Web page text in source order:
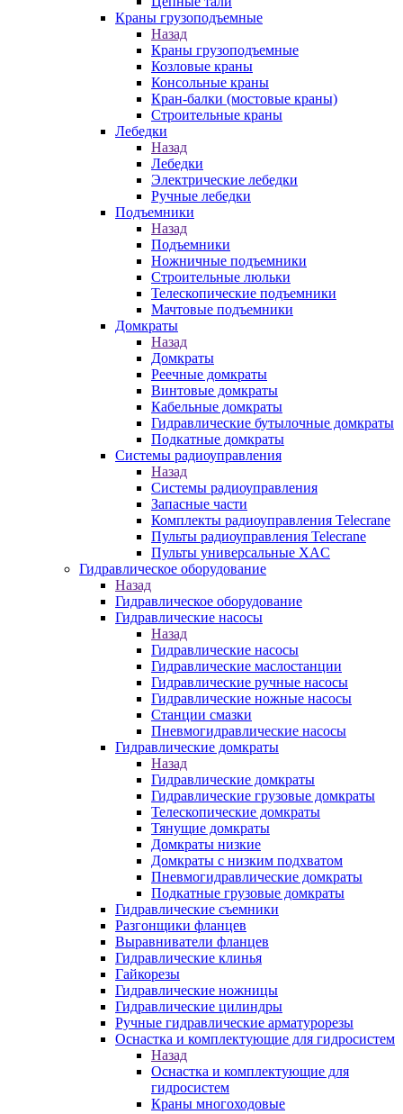
Краны грузоподъемные
Назад
Краны грузоподъемные
Козловые краны
Консольные краны
Кран-балки (мостовые краны)
Строительные краны
Лебедки
Назад
Лебедки
Электрические лебедки
Ручные лебедки
Подъемники
Назад
Подъемники
Ножничные подъемники
Строительные люльки
Телескопические подъемники
Мачтовые подъемники
Домкраты
Назад
Домкраты
Реечные домкраты
Винтовые домкраты
Кабельные домкраты
Гидравлические бутылочные домкраты
Подкатные домкраты
Системы радиоуправления
Назад
Системы радиоуправления
Запасные части
Комплекты радиоуправления Telecrane
Пульты радиоуправления Telecrane
Пульты универсальные XAC
Гидравлическое оборудование
Назад
Гидравлическое оборудование
Гидравлические насосы
Назад
Гидравлические насосы
Гидравлические маслостанции
Гидравлические ручные насосы
Гидравлические ножные насосы
Станции смазки
Пневмогидравлические насосы
Гидравлические домкраты
Назад
Гидравлические домкраты
Гидравлические грузовые домкраты
Телескопические домкраты
Тянущие домкраты
Домкраты низкие
Домкраты с низким подхватом
Пневмогидравлические домкраты
Подкатные грузовые домкраты
Гидравлические съемники
Разгонщики фланцев
Выравниватели фланцев
Гидравлические клинья
Гайкорезы
Гидравлические ножницы
Гидравлические цилиндры
Ручные гидравлические арматурорезы
Оснастка и комплектующие для гидросистем
Назад
Оснастка и комплектующие для
гидросистем
Краны многоходовые